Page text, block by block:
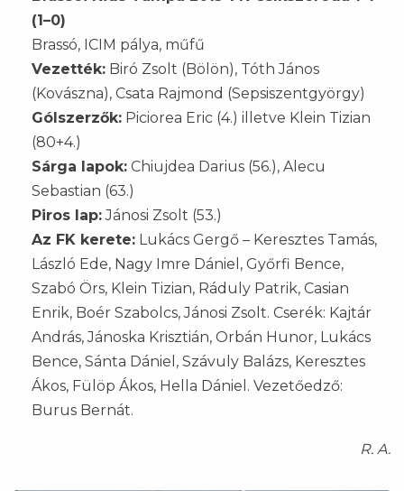
(1–0)
Brassó, ICIM pálya, műfű
Vezették: Biró Zsolt (Bölön), Tóth János
(Kovászna), Csata Rajmond (Sepsiszentgyörgy)
Gólszerzők: Piciorea Eric (4.) illetve Klein Tizian
(80+4.)
Sárga lapok: Chiujdea Darius (56.), Alecu
Sebastian (63.)
Piros lap:Jánosi Zsolt (53.)
Az FK kerete: Lukács Gergő – Keresztes Tamás,
László Ede, Nagy Imre Dániel, Győrfi Bence,
Szabó Örs, Klein Tizian, Ráduly Patrik, Casian
Enrik, Boér Szabolcs, Jánosi Zsolt. Cserék: Kajtár
András, Jánoska Krisztián, Orbán Hunor, Lukács
Bence, Sánta Dániel, Szávuly Balázs, Keresztes
Ákos, Fülöp Ákos, Hella Dániel. Vezetőedző:
Burus Bernát.
R. A.